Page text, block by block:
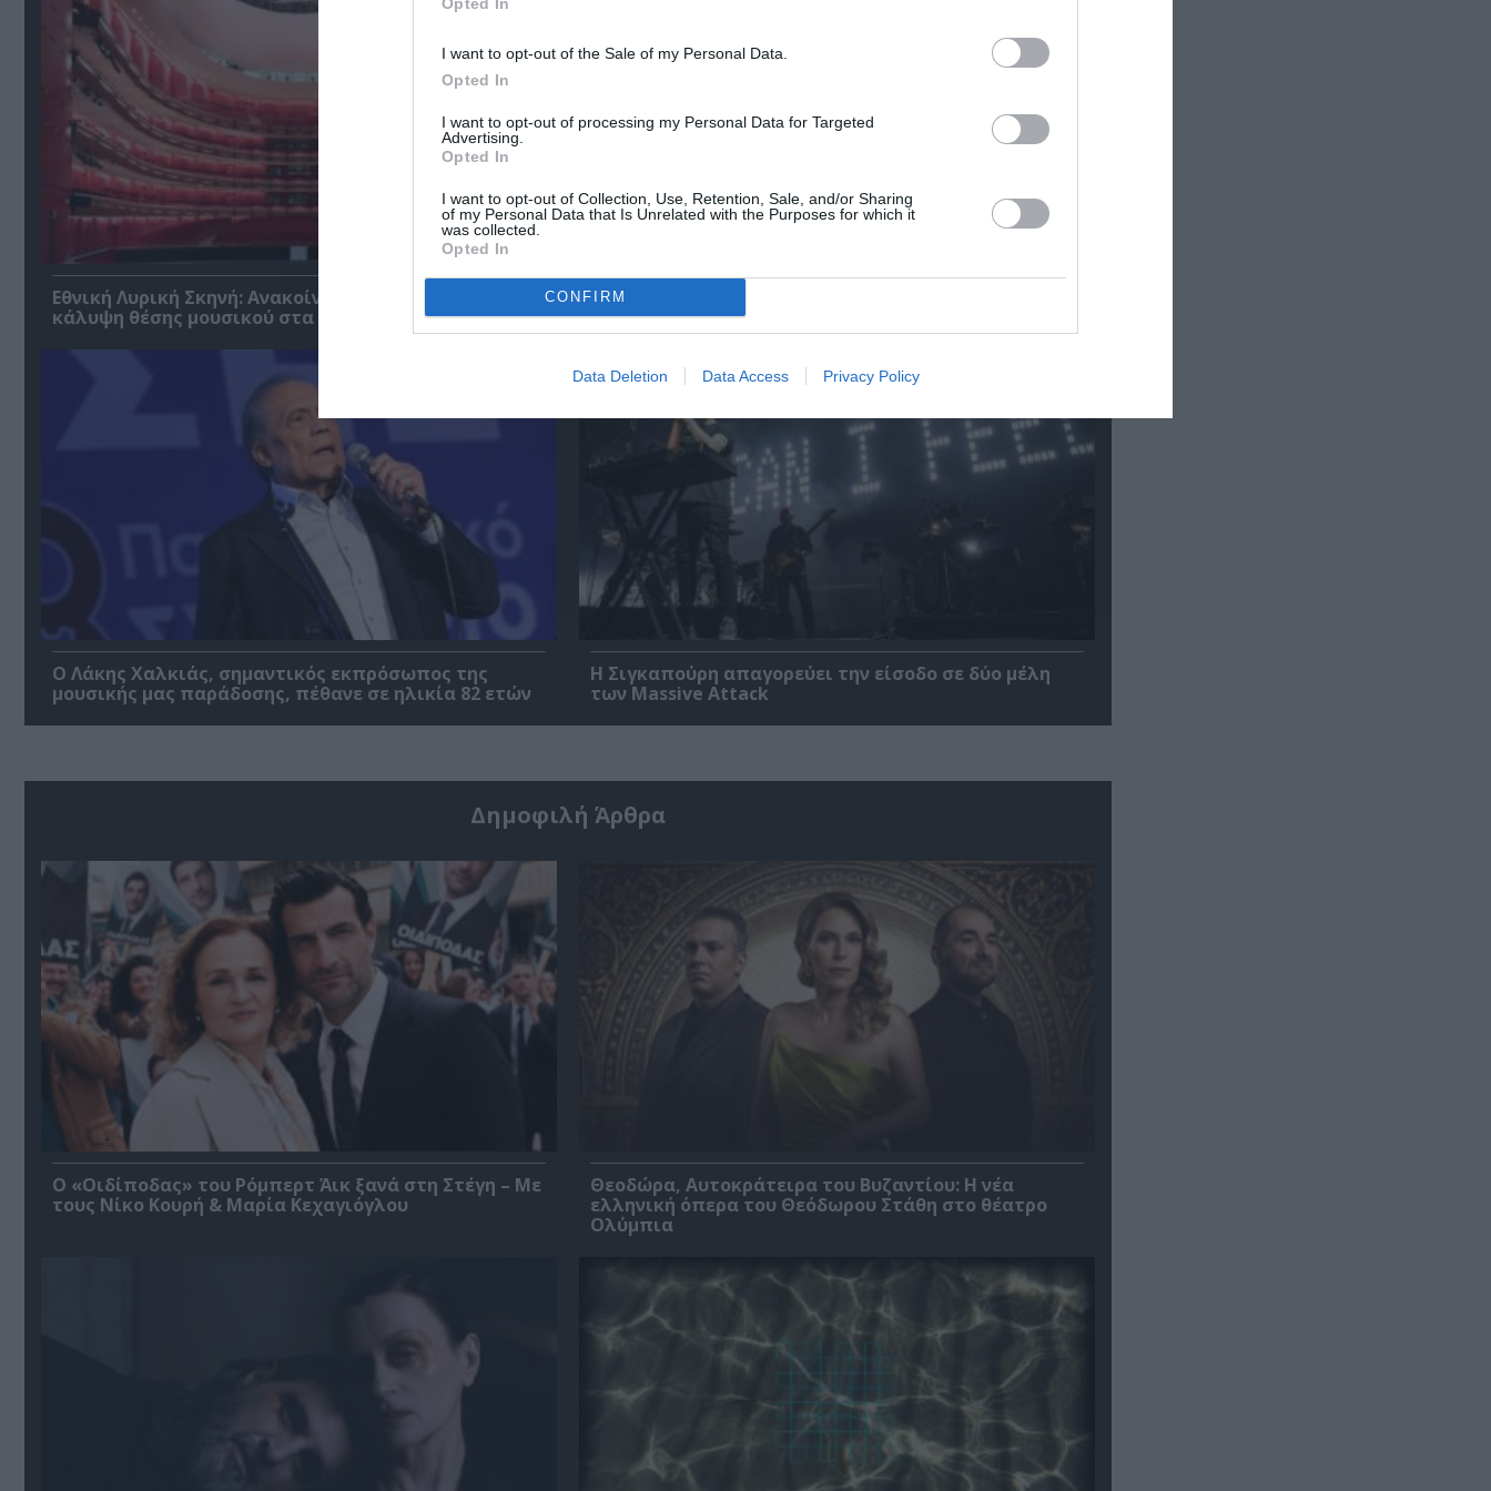
I want to opt-out of the Sale of my Personal Data.
Opted In
I want to opt-out of processing my Personal Data for Targeted
Advertising.
Opted In
I want to opt-out of Collection, Use, Retention, Sale, and/or Sharing
of my Personal Data that Is Unrelated with the Purposes for which it
was collected.
Opted In
CONFIRM
Data Deletion Data Access Privacy Policy
Εθνική Λυρική Σκηνή: Ανακοίνωση ακρόασης για την
κάλυψη θέσης μουσικού στα Βιολοντσέλα
Αρχαιολογικό Μουσείο Θεσσαλονίκης: Στο φως της
Αυγουστιάτικης Πανσελήνου
Ο Λάκης Χαλκιάς, σημαντικός εκπρόσωπος της
μουσικής μας παράδοσης, πέθανε σε ηλικία 82 ετών
Η Σιγκαπούρη απαγορεύει την είσοδο σε δύο μέλη
των Massive Attack
Δημοφιλή Άρθρα
O «Οιδίποδας» του Ρόμπερτ Άικ ξανά στη Στέγη – Με
τους Νίκο Κουρή & Μαρία Κεχαγιόγλου
Θεοδώρα, Αυτοκράτειρα του Βυζαντίου: Η νέα
ελληνική όπερα του Θεόδωρου Στάθη στο θέατρο
Ολύμπια